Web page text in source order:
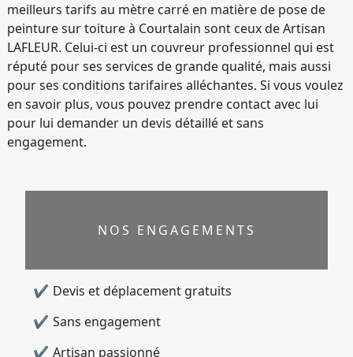
meilleurs tarifs au mètre carré en matière de pose de
peinture sur toiture à Courtalain sont ceux de Artisan
LAFLEUR. Celui-ci est un couvreur professionnel qui est
réputé pour ses services de grande qualité, mais aussi
pour ses conditions tarifaires alléchantes. Si vous voulez
en savoir plus, vous pouvez prendre contact avec lui
pour lui demander un devis détaillé et sans
engagement.
NOS ENGAGEMENTS
Devis et déplacement gratuits
Sans engagement
Artisan passionné